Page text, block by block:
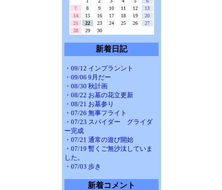
7
8 9 10 11 12
13
14
15 16 17 18 19
20
21
22 23 24 25 26
27
28
29 30
新着日記
・09/12 インプランント
・09/06 9月だー
・08/30 秋計画
・08/22 お墓の花立更新
・08/21 お墓参り
・07/26 無事フライト
・07/23 スパイダー グライダ
ー完成
・07/21 通常の遊び開始
・07/19 暫くご無沙汰していま
した。
・07/03 歩き
新着コメント